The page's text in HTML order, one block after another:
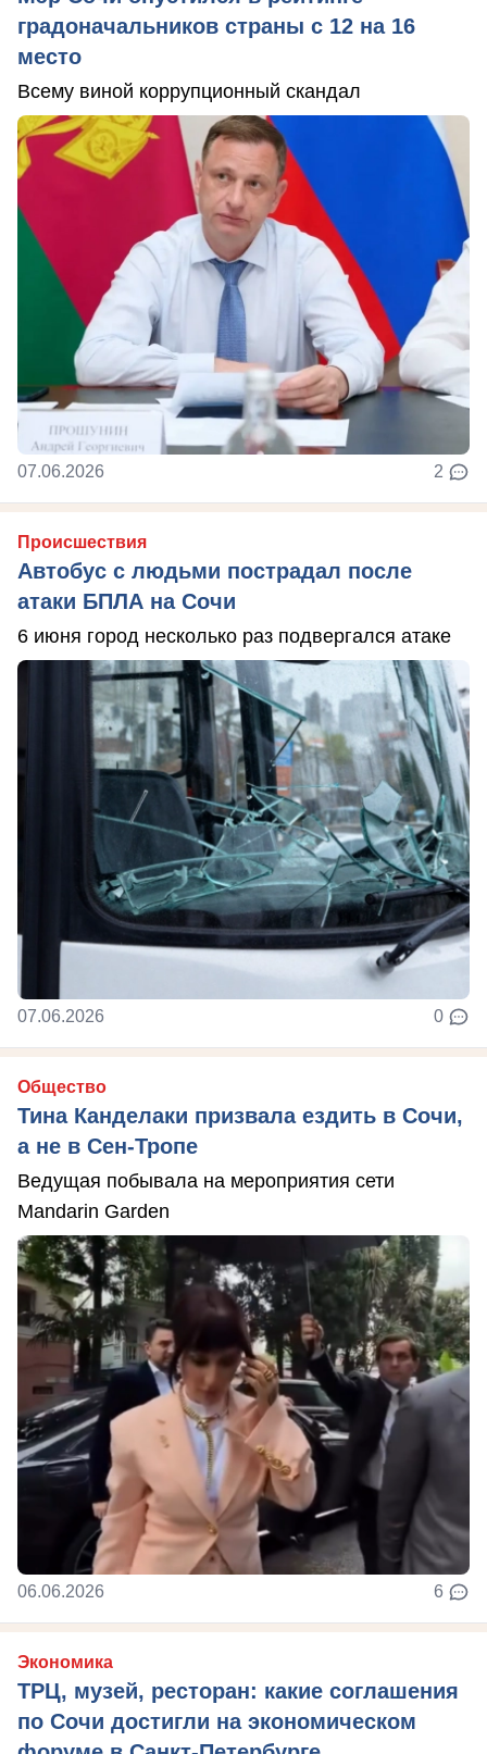
градоначальников страны с 12 на 16
место
Всему виной коррупционный скандал
07.06.2026 2
Происшествия
Автобус с людьми пострадал после
атаки БПЛА на Сочи
6 июня город несколько раз подвергался атаке
07.06.2026 0
Общество
Тина Канделаки призвала ездить в Сочи,
а не в Сен-Тропе
Ведущая побывала на мероприятия сети
Mandarin Garden
06.06.2026 6
Экономика
ТРЦ, музей, ресторан: какие соглашения
по Сочи достигли на экономическом